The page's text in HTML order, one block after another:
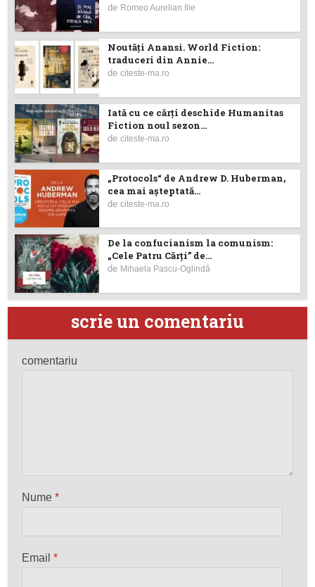
de Romeo Aurelian Ilie
Noutăţi Anansi. World Fiction:
traduceri din Annie...
deciteste-ma.ro
Iată cu ce cărţi deschide Humanitas
Fiction noul sezon...
deciteste-ma.ro
„Protocols“ de Andrew D. Huberman,
cea mai așteptată...
deciteste-ma.ro
De la confucianism la comunism:
„Cele Patru Cărți” de...
de Mihaela Pascu-Oglindă
scrie un comentariu
comentariu
Nume*
Email*